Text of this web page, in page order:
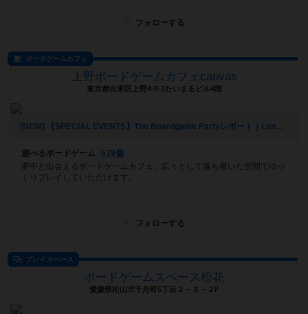
フォローする
ボードゲームカフェ
上野ボードゲームカフェcanvas
東京都台東区上野4-9-2たいまるビル4階
[NEW] 【SPECIAL EVENTS】The Boardgame Partyレポート｜canvas Girl's Day｜2026/7/24（2026年07月25日 22時12分）
遊べるボードゲーム
639個
夢中と出会えるボードゲームカフェ。広々として落ち着いた空間でゆっ
くりプレイしていただけます。
フォローする
プレイスペース
ボードゲームスペース松花
愛媛県松山市千舟町5丁目２－３－２F